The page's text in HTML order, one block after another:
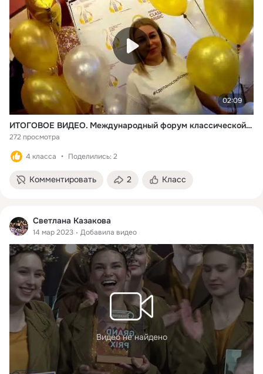
02:09
ИТОГОВОЕ ВИДЕО. Международный форум классической музыки, 2023, Москва, Россия
272 просмотра
4 класса Поделились: 2
Комментировать 2 Класс
Светлана Казакова
14 мар 2023 Добавила видео
Видео не найдено